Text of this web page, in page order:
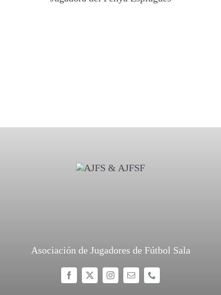
Asociación de Jugadores de Fútbol Sala